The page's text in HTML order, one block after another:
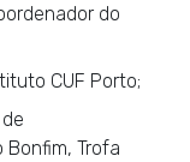
do
CUF Porto;
Bonfim, Trofa